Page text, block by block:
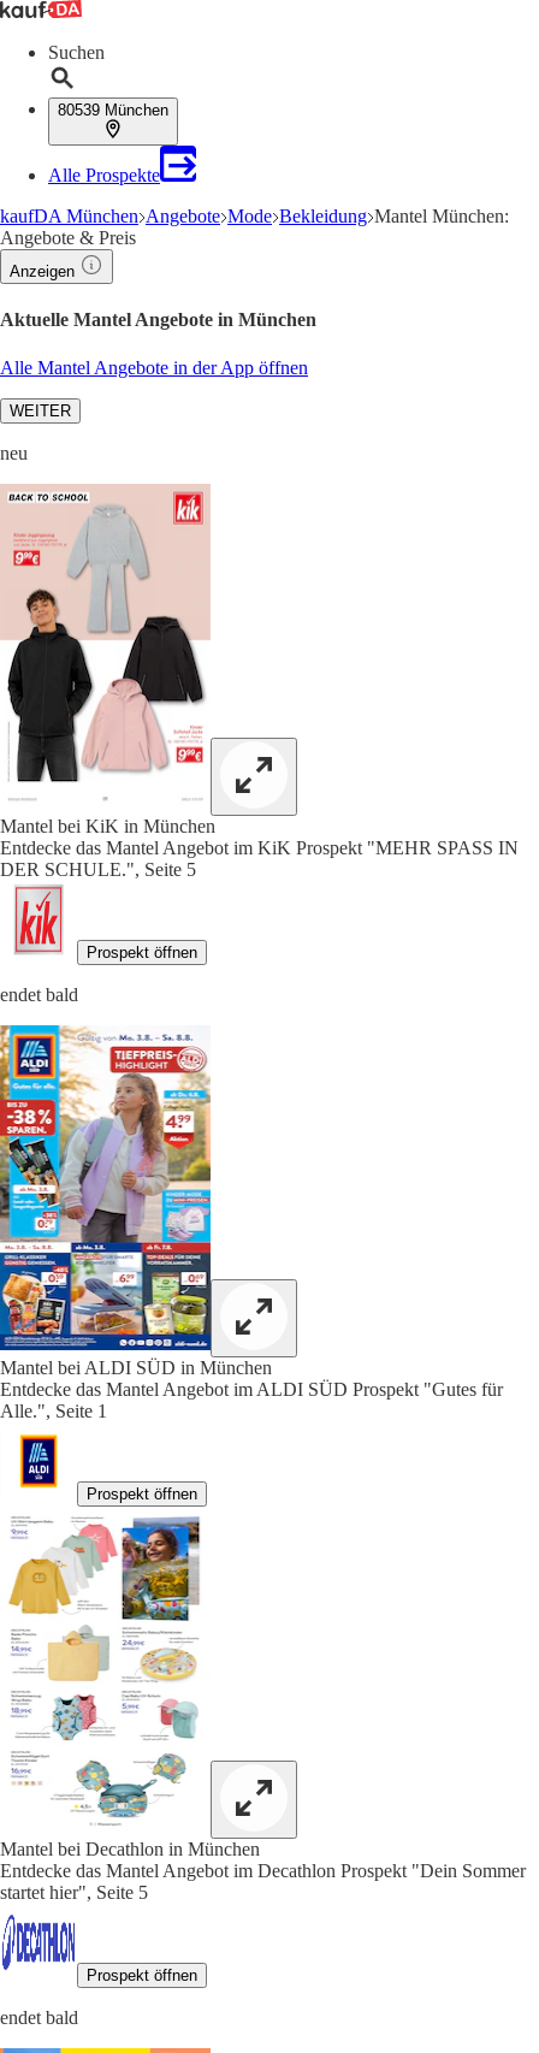
Suchen
80539 München
Alle Prospekte
kaufDA München Angebote Mode Bekleidung Mantel München:
Angebote & Preis
Anzeigen
Aktuelle Mantel Angebote in München
Alle Mantel Angebote in der App öffnen
WEITER
neu
Mantel bei KiK in München
Entdecke das Mantel Angebot im KiK Prospekt "MEHR SPASS IN
DER SCHULE.", Seite 5
Prospekt öffnen
endet bald
Mantel bei ALDI SÜD in München
Entdecke das Mantel Angebot im ALDI SÜD Prospekt "Gutes für
Alle.", Seite 1
Prospekt öffnen
Mantel bei Decathlon in München
Entdecke das Mantel Angebot im Decathlon Prospekt "Dein Sommer
startet hier", Seite 5
Prospekt öffnen
endet bald